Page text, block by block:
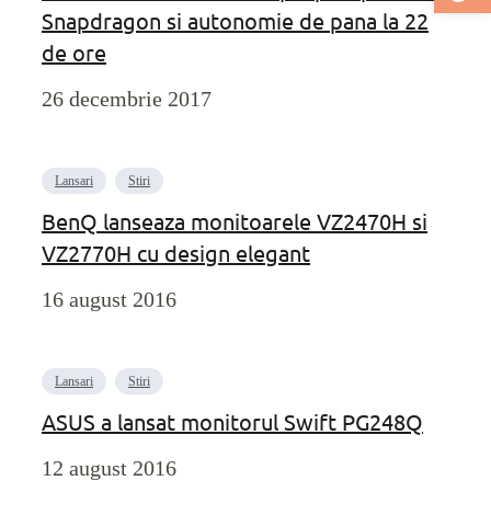
Snapdragon si autonomie de pana la 22
de ore
26 decembrie 2017
Lansari Stiri
BenQ lanseaza monitoarele VZ2470H si
VZ2770H cu design elegant
16 august 2016
Lansari Stiri
ASUS a lansat monitorul Swift PG248Q
12 august 2016